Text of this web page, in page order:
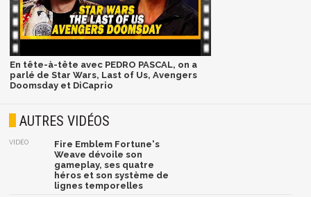
En tête-à-tête avec PEDRO PASCAL, on a
parlé de Star Wars, Last of Us, Avengers
Doomsday et DiCaprio
AUTRES VIDÉOS
VIDÉO
Fire Emblem Fortune's
Weave dévoile son
gameplay, ses quatre
héros et son système de
lignes temporelles